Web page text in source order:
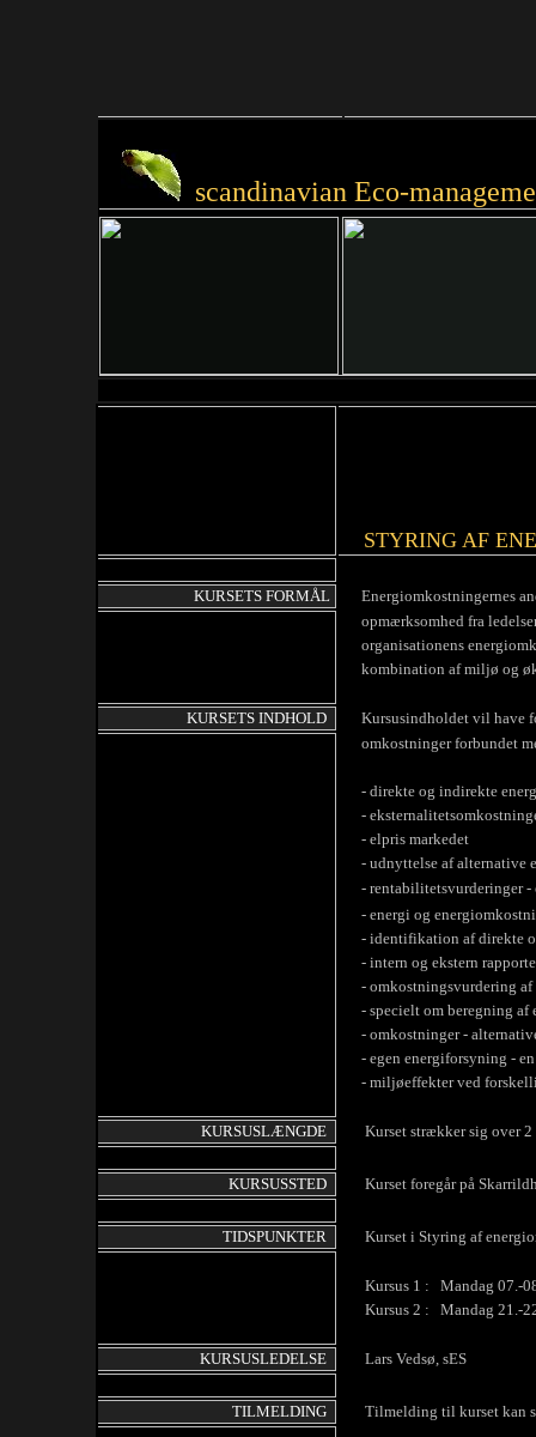
scandinavian Eco-
STYRING AF
KURSETS FORMÅL
Energiomkostningernes
opmærksomhed fra
organisationens
kombination af miljø og
KURSETS INDHOLD
Kursusindholdet vil have
omkostninger forbundet
- direkte og indirekte
-
- elpris markedet
- udnyttelse af alternative
- rentabilitetsvurderinger -
- energi og
- identifikation af direkte
- intern og ekstern
- omkostningsvurdering af
- specielt om beregning af
- omkostninger -
- egen energiforsyning -
- miljøeffekter ved
KURSUSLÆNGDE Kurset strækker sig over 2
KURSUSSTED Kurset foregår på
TIDSPUNKTER Kurset i Styring af
Kursus 1 : Mandag 07.-
Kursus 2 : Mandag 21.-
KURSUSLEDELSE Lars Vedsø, sES
TILMELDING Tilmelding til kurset kan